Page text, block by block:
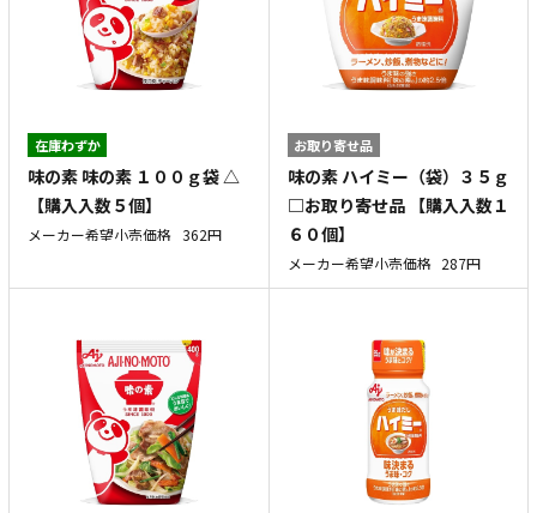
在庫わずか
味の素 味の素 １００ｇ袋 △
【購入入数５個】
メーカー希望小売価格 362円
お取り寄せ品
味の素 ハイミー（袋）３５ｇ
□お取り寄せ品 【購入入数１
６０個】
メーカー希望小売価格 287円